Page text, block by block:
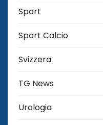
Sport
Sport Calcio
Svizzera
TG News
Urologia